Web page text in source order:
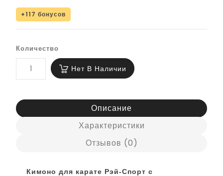
+117 бонусов
Количество
Нет В Наличии
Описание
Характеристики
Отзывов (0)
Кимоно для карате Рэй-Спорт с